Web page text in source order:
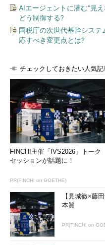
AIエージェントに潜む“見
どう制御する?
国税庁の次世代基幹シス
応すべき変更点とは?
チェックしておきたい人気記
FINCHI主催「IVS2026」トーク
セッションが話題に！
PR(FINCHI on GOETHE)
【見城徹×藤
本質
PR(FINCHI on